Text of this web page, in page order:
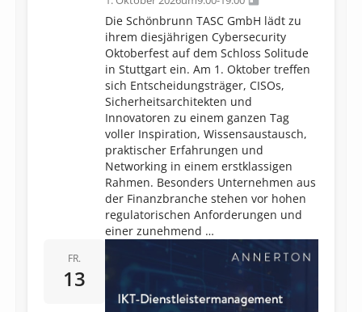
Die Schönbrunn TASC GmbH lädt zu
ihrem diesjährigen Cybersecurity
Oktoberfest auf dem Schloss Solitude
in Stuttgart ein. Am 1. Oktober treffen
sich Entscheidungsträger, CISOs,
Sicherheitsarchitekten und
Innovatoren zu einem ganzen Tag
voller Inspiration, Wissensaustausch,
praktischer Erfahrungen und
Networking in einem erstklassigen
Rahmen. Besonders Unternehmen aus
der Finanzbranche stehen vor hohen
regulatorischen Anforderungen und
einer zunehmend …
FR.
13